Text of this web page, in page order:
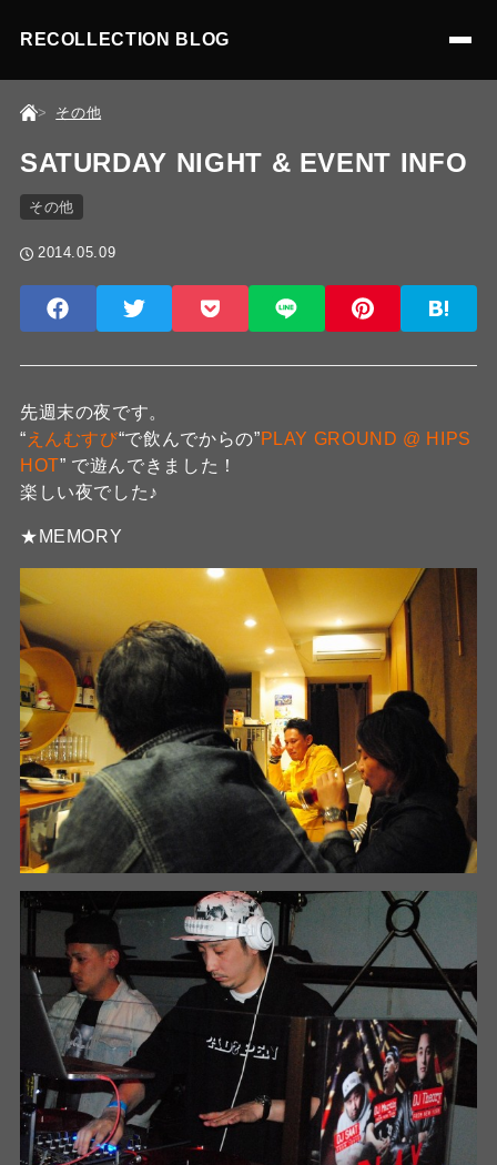
RECOLLECTION BLOG
その他
SATURDAY NIGHT & EVENT INFO
その他
2014.05.09
先週末の夜です。
“ えんむすび“で飲んでからの”PLAY GROUND @ HIPS
HOT” で遊んできました！
楽しい夜でした♪
★MEMORY